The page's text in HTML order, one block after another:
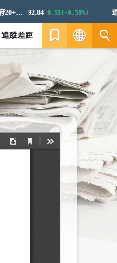
ICE美國政府20+年期債券指數 92.84 0.55(-0.59%) 道瓊
追蹤差距
EN